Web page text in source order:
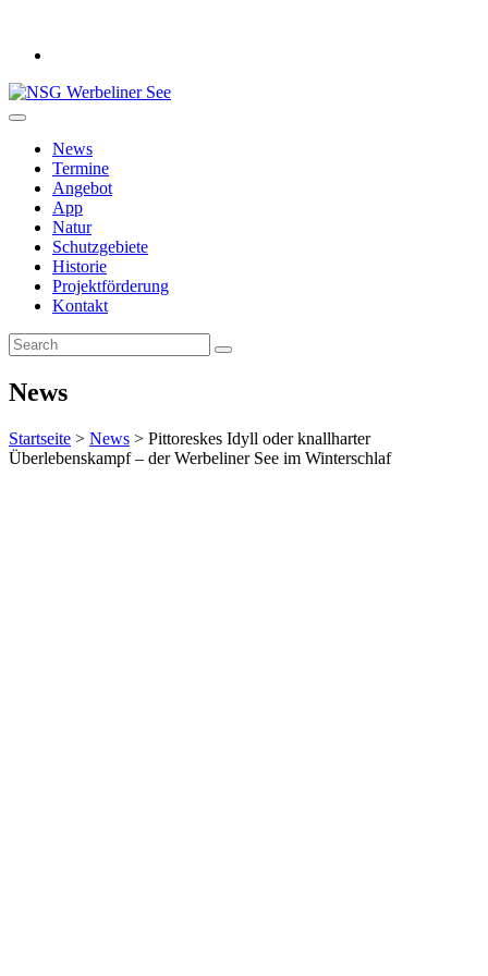
News
Termine
Angebot
App
Natur
Schutzgebiete
Historie
Projektförderung
Kontakt
News
Startseite > News > Pittoreskes Idyll oder knallharter
Überlebenskampf – der Werbeliner See im Winterschlaf